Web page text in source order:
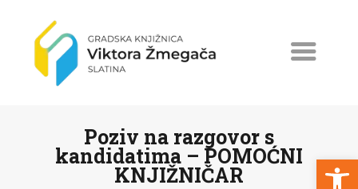
Open toolbar
Poziv na razgovor s
kandidatima – POMOĆNI
KNJIŽNIČAR